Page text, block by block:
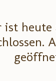
ist